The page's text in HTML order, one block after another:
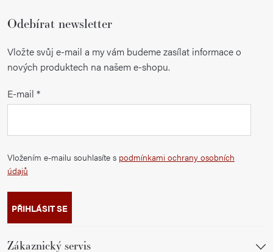
Odebírat newsletter
Vložte svůj e-mail a my vám budeme zasílat informace o
nových produktech na našem e-shopu.
E-mail
Vložením e-mailu souhlasíte s podmínkami ochrany osobních
údajů
PŘIHLÁSIT SE
Zákaznický servis